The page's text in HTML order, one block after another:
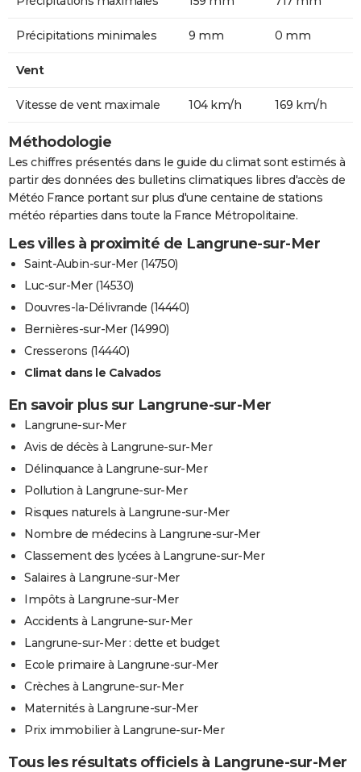
Précipitations minimales 9 mm 0 mm
Vent
Vitesse de vent maximale 104 km/h 169 km/h
Méthodologie
Les chiffres présentés dans le guide du climat sont estimés à
partir des données des bulletins climatiques libres d'accès de
Météo France portant sur plus d'une centaine de stations
météo réparties dans toute la France Métropolitaine.
Les villes à proximité de Langrune-sur-Mer
Saint-Aubin-sur-Mer (14750)
Luc-sur-Mer (14530)
Douvres-la-Délivrande (14440)
Bernières-sur-Mer (14990)
Cresserons (14440)
Climat dans le Calvados
En savoir plus sur Langrune-sur-Mer
Langrune-sur-Mer
Avis de décès à Langrune-sur-Mer
Délinquance à Langrune-sur-Mer
Pollution à Langrune-sur-Mer
Risques naturels à Langrune-sur-Mer
Nombre de médecins à Langrune-sur-Mer
Classement des lycées à Langrune-sur-Mer
Salaires à Langrune-sur-Mer
Impôts à Langrune-sur-Mer
Accidents à Langrune-sur-Mer
Langrune-sur-Mer : dette et budget
Ecole primaire à Langrune-sur-Mer
Crèches à Langrune-sur-Mer
Maternités à Langrune-sur-Mer
Prix immobilier à Langrune-sur-Mer
Tous les résultats officiels à Langrune-sur-Mer